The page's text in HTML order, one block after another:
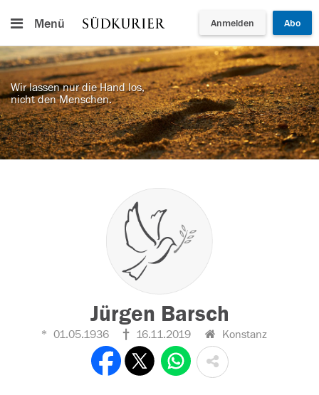
Menü Anmelden Abo
Wir lassen nur die Hand los,
nicht den Menschen.
Jürgen Barsch
01.05.1936 16.11.2019 Konstanz